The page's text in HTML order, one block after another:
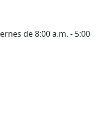
de 8:00 a.m. - 5:00